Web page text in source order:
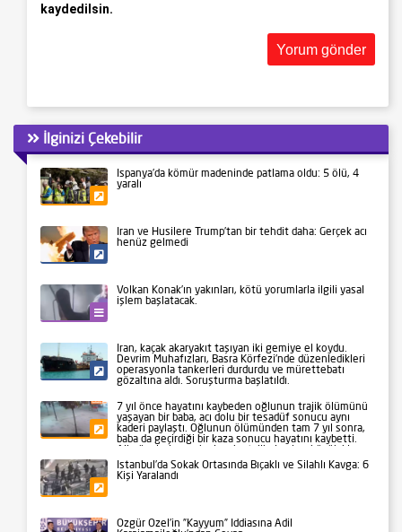
kaydedilsin.
İlginizi Çekebilir
İspanya’da kömür madeninde patlama oldu: 5 ölü, 4
yaralı
İran ve Husilere Trump’tan bir tehdit daha: Gerçek acı
henüz gelmedi
Volkan Konak’ın yakınları, kötü yorumlarla ilgili yasal
işlem başlatacak.
Siyaset
İran, kaçak akaryakıt taşıyan iki gemiye el koydu.
Devrim Muhafızları, Basra Körfezi’nde düzenledikleri
operasyonla tankerleri durdurdu ve mürettebatı
gözaltına aldı. Soruşturma başlatıldı.
Gündem
7 yıl önce hayatını kaybeden oğlunun trajik ölümünü
yaşayan bir baba, acı dolu bir tesadüf sonucu aynı
kaderi paylaştı. Oğlunun ölümünden tam 7 yıl sonra,
baba da geçirdiği bir kaza sonucu hayatını kaybetti.
Aile üyeleri ve yakınları, bu talihsiz olayı büyük bir
üzüntüyle karşıladı.
İstanbul’da Sokak Ortasında Bıçaklı ve Silahlı Kavga: 6
Kişi Yaralandı
Özgür Özel’in ”Kayyum” İddiasına Adil